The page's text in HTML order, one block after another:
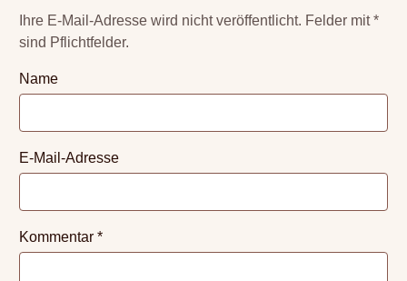
Ihre E-Mail-Adresse wird nicht veröffentlicht. Felder mit *
sind Pflichtfelder.
Name
E-Mail-Adresse
Kommentar*